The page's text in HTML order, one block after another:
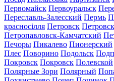
Первомайск Первоуральск
Переславль-Залесский Пермь
красносілля Петровск
Петропавловск-Камчатский
Печоры Пикалево Пионерский
Плес Поворино Подольск
Покровск Покровск Полевской
Полярные Зори Полярный